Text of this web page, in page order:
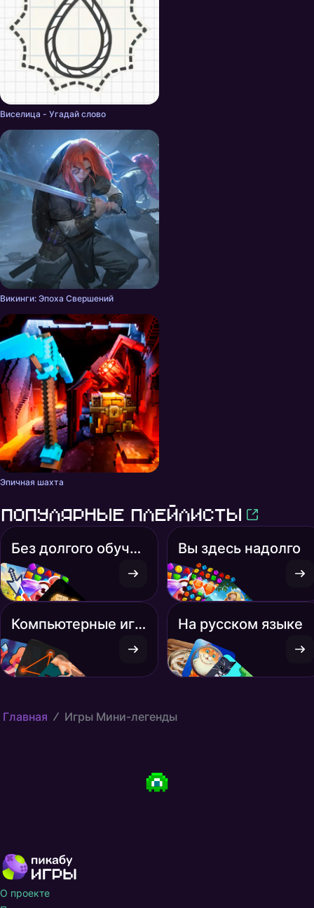
Виселица - Угадай слово
Викинги: Эпоха Свершений
Эпичная шахта
Популярные плейлисты
Без долгого обучения
Компьютерные игры
Вы здесь надолго
На русском языке
Главная Игры Мини-легенды
О проекте